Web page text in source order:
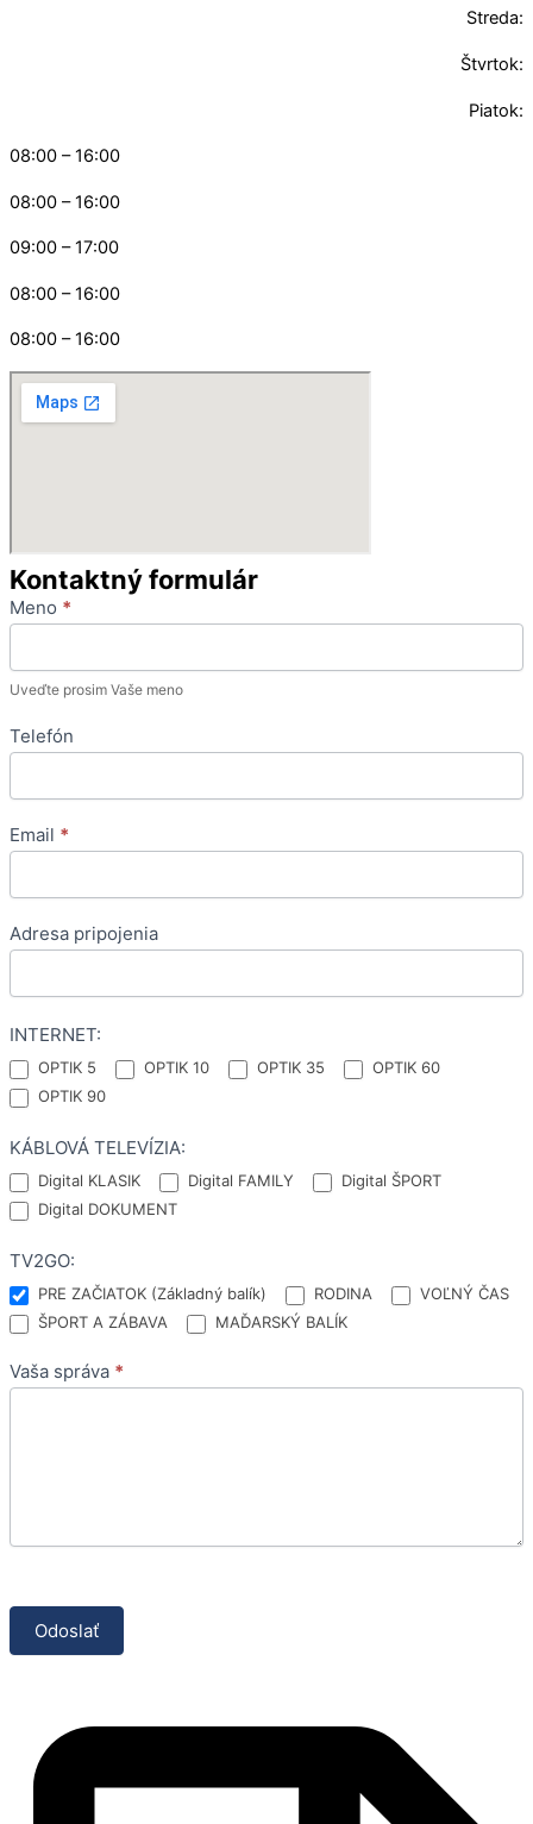
Streda:
Štvrtok:
Piatok:
08:00 – 16:00
08:00 – 16:00
09:00 – 17:00
08:00 – 16:00
08:00 – 16:00
Kontaktný formulár
Contact
Us
Meno *
Uveďte prosim Vaše meno
Telefón
Email *
Adresa pripojenia
INTERNET:
OPTIK 5 OPTIK 10 OPTIK 35
OPTIK 60
OPTIK 90
KÁBLOVÁ TELEVÍZIA:
Digital KLASIK Digital FAMILY
Digital ŠPORT
Digital DOKUMENT
TV2GO:
PRE ZAČIATOK (Základný balík) RODINA
VOĽNÝ ČAS
ŠPORT A ZÁBAVA
MAĎARSKÝ BALÍK
Vaša správa *
Odoslať